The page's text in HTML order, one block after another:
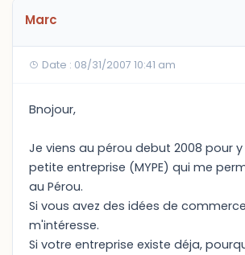
Marc
Date : 08/31/2007 10:41 am
Bnojour,
Je viens au pérou debut 2008 pour y
petite entreprise (MYPE) qui me
au Pérou.
Si vous avez des idées de
m'intéresse.
Si votre entreprise existe déja,